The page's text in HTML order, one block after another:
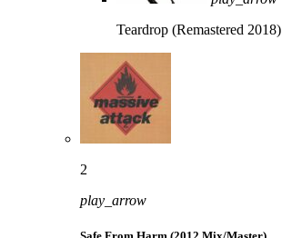
Teardrop (Remastered 2018)
2
play_arrow